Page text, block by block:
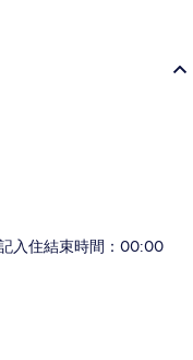
入住結束時間：00:00